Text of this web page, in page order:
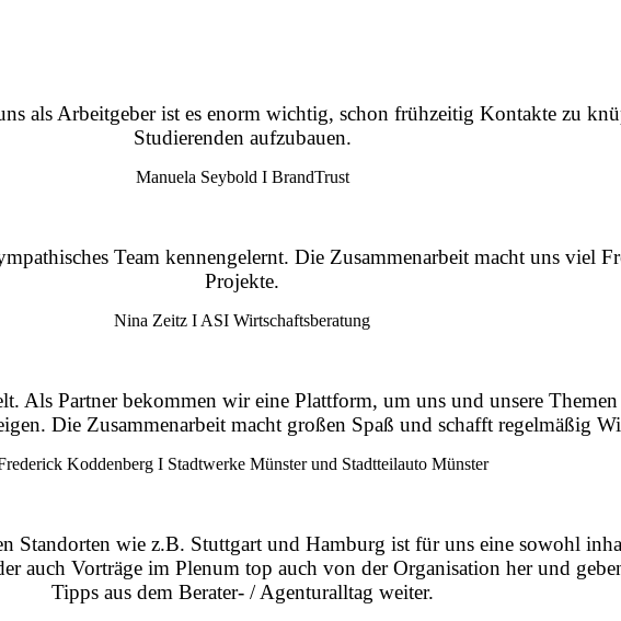
als Arbeitgeber ist es enorm wichtig, schon frühzeitig Kontakte zu
Studierenden aufzubauen.
Manuela Seybold I BrandTrust
Team kennengelernt. Die Zusammenarbeit macht uns viel
Projekte.
Nina Zeitz I ASI Wirtschaftsberatung
Als Partner bekommen wir eine Plattform, um uns und unsere
Die Zusammenarbeit macht großen Spaß und schafft regelmäßig
Koddenberg I Stadtwerke Münster und Stadtteilauto Münster
Standorten wie z.B. Stuttgart und Hamburg ist für uns eine sowohl
auch Vorträge im Plenum top auch von der Organisation her und
Tipps aus dem Berater- / Agenturalltag weiter.